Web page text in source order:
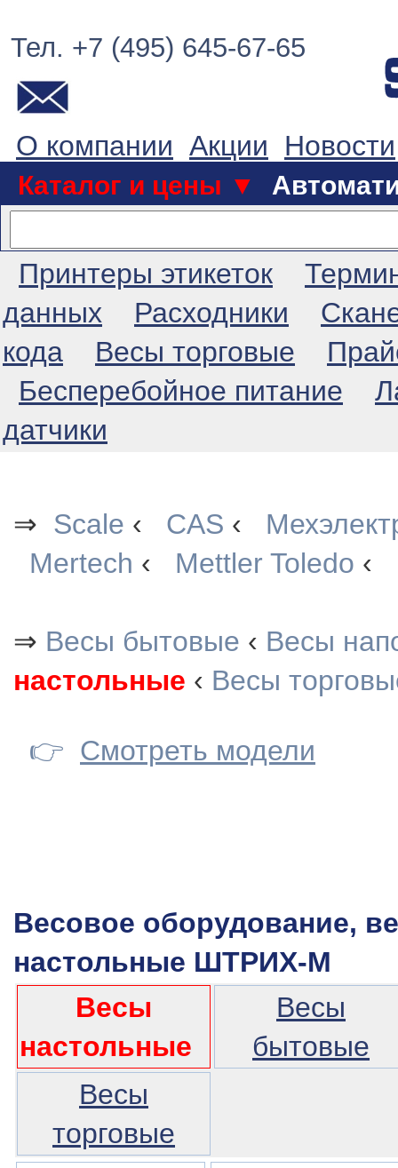
Тел. +7 (495) 645-67-65
О компании Акции Новости
Каталог и цены ▼
Принтеры этикеток
данных
Расходники
кода
Весы торговые
Бесперебойное питание
датчики
⇒ Scale ‹ CAS ‹
Mertech ‹ Mettler Toledo ‹
⇒ Весы бытовые ‹ Весы
настольные ‹ Весы
👉 Смотреть модели
Весовое оборудование,
настольные ШТРИХ-М
Весы
настольные
Весы
бытовые
Весы
торговые